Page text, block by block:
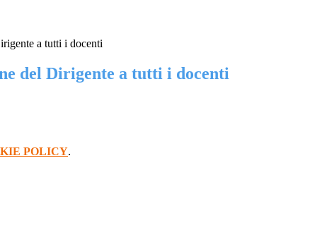
a tutti i docenti
del Dirigente a tutti i docenti
POLICY.